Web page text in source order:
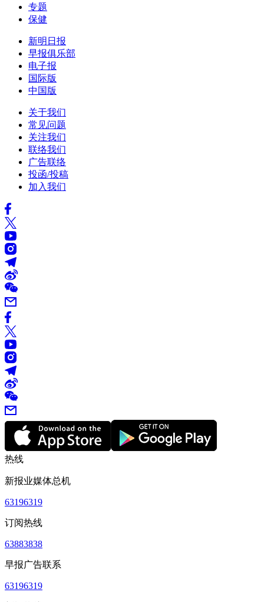
专题
保健
新明日报
早报俱乐部
电子报
国际版
中国版
关于我们
常见问题
关注我们
联络我们
广告联络
投函/投稿
加入我们
热线
新报业媒体总机
63196319
订阅热线
63883838
早报广告联系
63196319